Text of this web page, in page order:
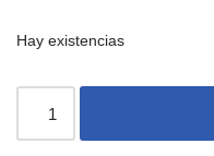
Hay existencias